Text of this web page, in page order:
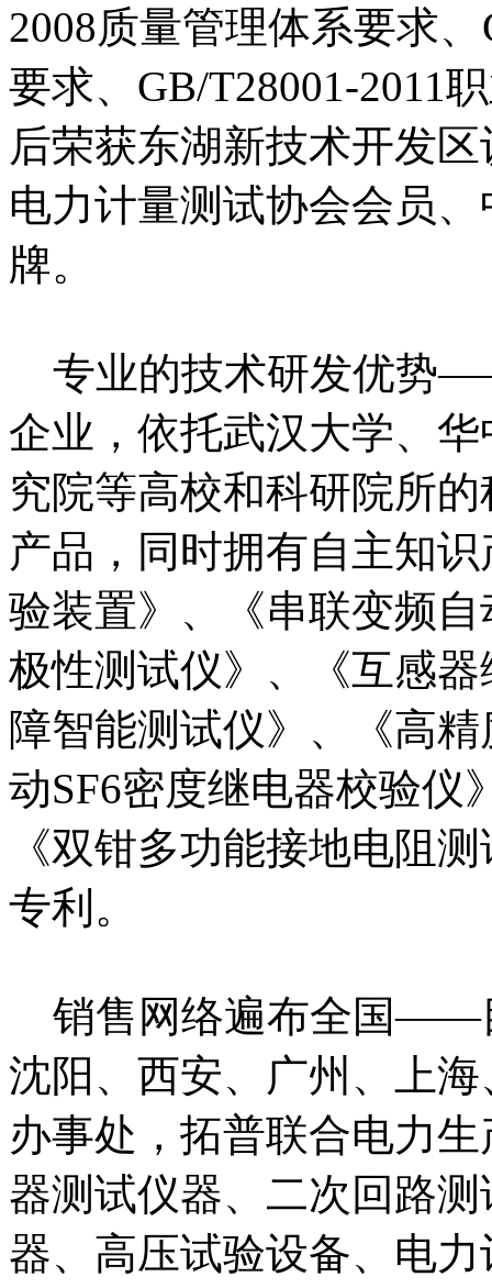
2008质量管理体系要求
要求、GB/T28001-2011
后荣获东湖新技术开发
电力计量测试协会会员
牌。
专业的技术研发优势
企业，依托武汉大学、
究院等高校和科研院所
产品，同时拥有自主知
验装置》、《串联变频
极性测试仪》、《互感
障智能测试仪》、《高
动SF6密度继电器校验仪
《双钳多功能接地电阻
专利。
销售网络遍布全国——
沈阳、西安、广州、上
办事处，拓普联合电力
器测试仪器、二次回路
器、高压试验设备、电